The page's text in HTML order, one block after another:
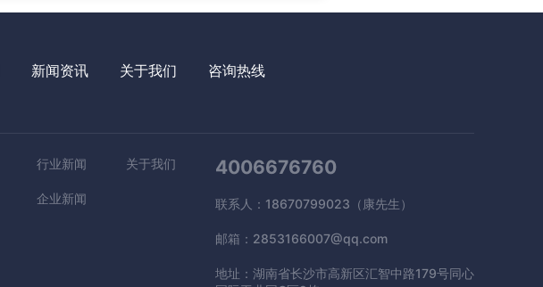
新闻资讯 关于我们 咨询热线
行业新闻
企业新闻
关于我们 4006676760
联系人：18670799023（康先生）
邮箱：2853166007@qq.com
地址：湖南省长沙市高新区汇智中路179号同心